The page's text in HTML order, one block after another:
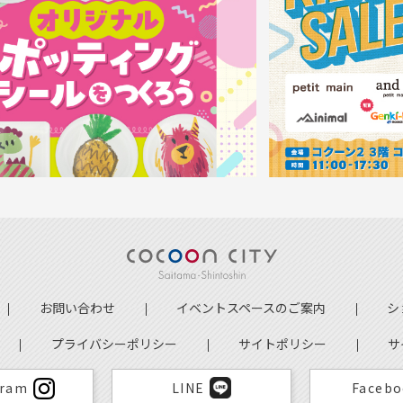
お問い合わせ イベントスペースのご案内
プライバシーポリシー
サイトポリシー
LINE